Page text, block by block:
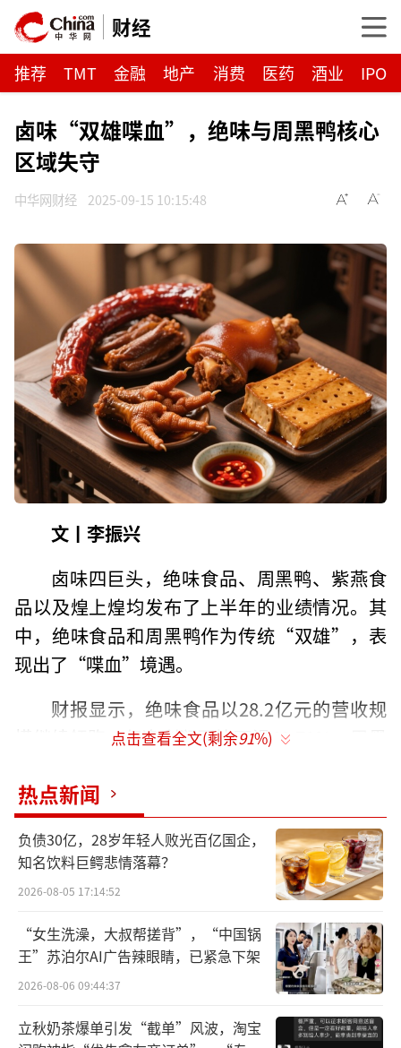
财经
推荐 TMT 金融 地产 消费 医药 酒业 IPO
卤味“双雄喋血”，绝味与周黑鸭核心
区域失守
中华网财经 2025-09-15 10:15:48
文丨李振兴
卤味四巨头，绝味食品、周黑鸭、紫燕食
品以及煌上煌均发布了上半年的业绩情况。其
中，绝味食品和周黑鸭作为传统“双雄”，表
现出了“喋血”境遇。
财报显示，绝味食品以28.2亿元的营收规
模继续领跑，但净利润同比下滑40.71%；周黑
比228%的爆发式增长，但核心区域的门店和收
入都在下滑。这折射出卤味企业在行业转型期
的战略选择差异。
在业内人士看来，卤味品类呈现“低性价
比”态势，企业的品牌效应、规模效应和粉丝
效应，以及整个服务体系和客户粘性都有所下
滑。
绝味有规模，周黑鸭有效率
点击查看全文(剩余91%)
热点新闻
负债30亿，28岁年轻人败光百亿国企，
知名饮料巨鳄悲情落幕？
2026-08-05 17:14:52
“女生洗澡，大叔帮搓背”，“中国锅
王”苏泊尔AI广告辣眼睛，已紧急下架
2026-08-06 09:44:37
立秋奶茶爆单引发“截单”风波，淘宝